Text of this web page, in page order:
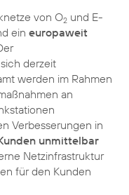
von O2 und E-
ein europaweit
derzeit
werden im Rahmen
an
Verbesserungen in
unmittelbar
Netzinfrastruktur
für den Kunden